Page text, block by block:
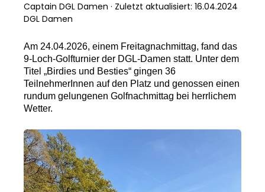
Captain DGL Damen · Zuletzt aktualisiert: 16.04.2024
DGL Damen
Am 24.04.2026, einem Freitagnachmittag, fand das
9-Loch-Golfturnier der DGL-Damen statt. Unter dem
Titel „Birdies und Besties“ gingen 36
TeilnehmerInnen auf den Platz und genossen einen
rundum gelungenen Golfnachmittag bei herrlichem
Wetter.